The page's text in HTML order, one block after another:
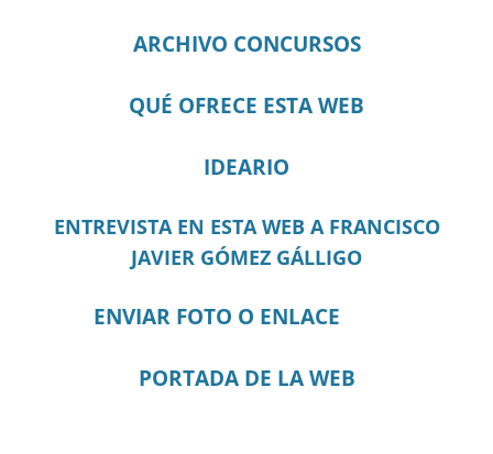
ARCHIVO CONCURSOS
QUÉ OFRECE ESTA WEB
IDEARIO
ENTREVISTA EN ESTA WEB A FRANCISCO
JAVIER GÓMEZ GÁLLIGO
ENVIAR FOTO O ENLACE
PORTADA DE LA WEB